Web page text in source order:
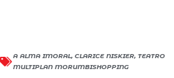
A ALMA IMORAL, CLARICE NISKIER, TEATRO
MULTIPLAN MORUMBISHOPPING